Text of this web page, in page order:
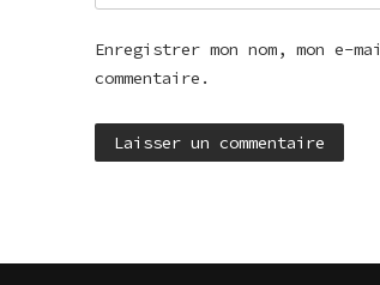
Enregistrer mon nom, mon e-
commentaire.